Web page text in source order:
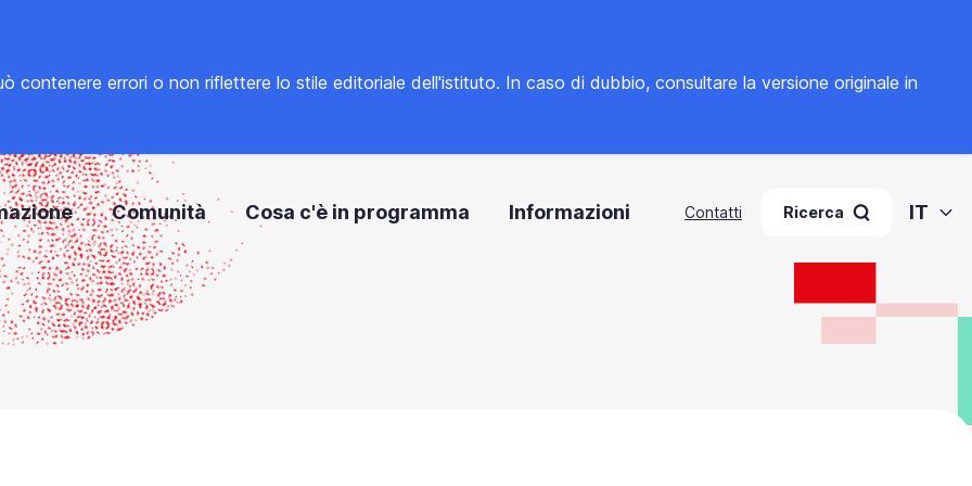
errori o non riflettere lo stile editoriale dell'istituto. In caso di dubbio, consultare la versione originale in
Comunità Cosa c'è in programma Informazioni Contatti Ricerca IT